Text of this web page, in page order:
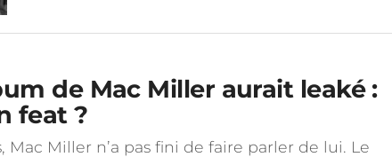
de Mac Miller aurait leaké :
feat ?
Miller n’a pas fini de faire parler de lui. Le